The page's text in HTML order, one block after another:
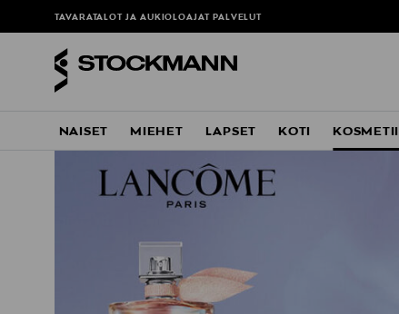
TAVARATALOT JA AUKIOLOAJAT PALVELUT
NAISET MIEHET LAPSET KOTI